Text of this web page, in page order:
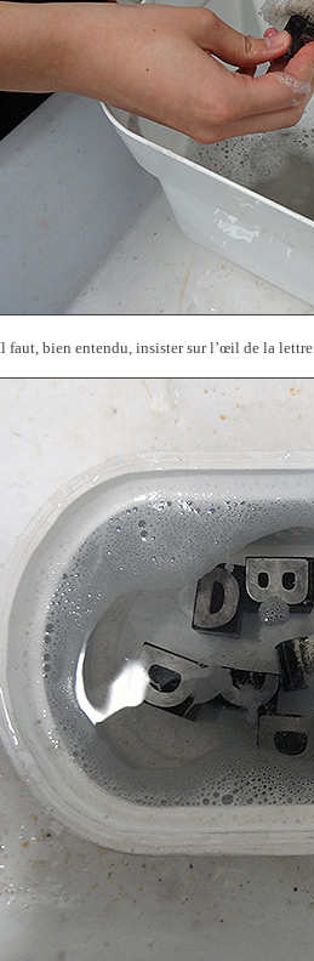
faut, bien entendu, insister sur l’œil de la lettre.